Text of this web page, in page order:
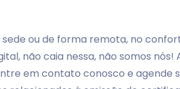
sede ou de forma remota, no
não caia nessa, não somos nós!
em contato conosco e agende